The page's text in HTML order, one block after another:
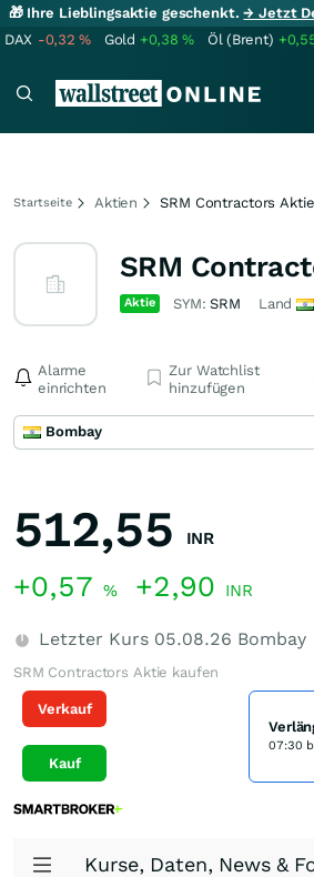
🎁 Ihre Lieblingsaktie geschenkt.→ Jetzt
DAX -0,32% Gold +0,38% Öl (Brent)
Startseite Aktien SRM Contractors Aktie
SRM
Aktie SYM:SRM Land
Alarme
einrichten
Zur Watchlist
hinzufügen
Bombay
512,55 INR
+0,57 % +2,90 INR
Letzter Kurs 05.08.26 Bombay
SRM Contractors Aktie kaufen
Verkauf
Kauf
07:30
Kurse, Daten, News &